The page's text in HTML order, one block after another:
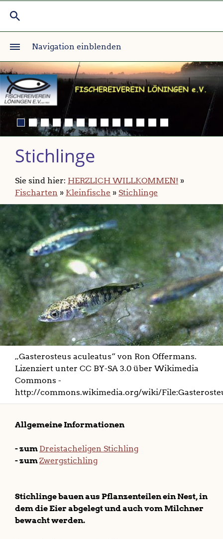
Navigation einblenden
Stichlinge
Sie sind hier: HERZLICH WILLKOMMEN! »
Fischarten » Kleinfische » Stichlinge
„Gasterosteus aculeatus“ von Ron Offermans.
Lizenziert unter CC BY-SA 3.0 über Wikimedia
Commons -
http://commons.wikimedia.org/wiki/
Allgemeine Informationen
- zum Dreistacheligen Stichling
- zumZwergstichling
Stichlinge bauen aus Pflanzenteilen ein Nest, in
dem die Eier abgelegt und auch vom Milchner
bewacht werden.